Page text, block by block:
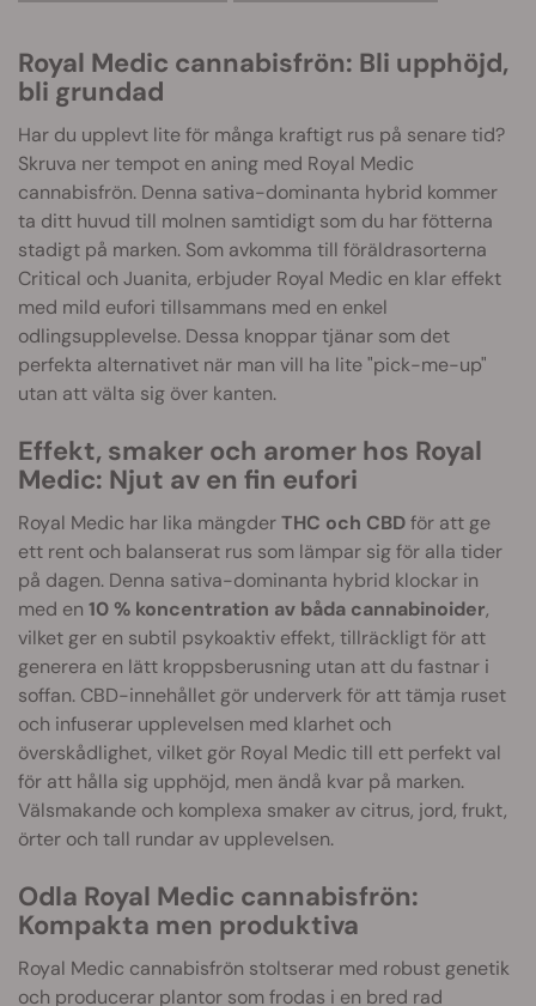
Royal Medic cannabisfrön: Bli upphöjd,
bli grundad
Har du upplevt lite för många kraftigt rus på senare tid?
Skruva ner tempot en aning med Royal Medic
cannabisfrön. Denna sativa-dominanta hybrid kommer
ta ditt huvud till molnen samtidigt som du har fötterna
stadigt på marken. Som avkomma till föräldrasorterna
Critical och Juanita, erbjuder Royal Medic en klar effekt
med mild eufori tillsammans med en enkel
odlingsupplevelse. Dessa knoppar tjänar som det
perfekta alternativet när man vill ha lite "pick-me-up"
utan att välta sig över kanten.
Effekt, smaker och aromer hos Royal
Medic: Njut av en fin eufori
Royal Medic har lika mängderTHC och CBDför att ge
ett rent och balanserat rus som lämpar sig för alla tider
på dagen. Denna sativa-dominanta hybrid klockar in
med en 10 % koncentration av båda cannabinoider,
vilket ger en subtil psykoaktiv effekt, tillräckligt för att
generera en lätt kroppsberusning utan att du fastnar i
soffan. CBD-innehållet gör underverk för att tämja ruset
och infuserar upplevelsen med klarhet och
överskådlighet, vilket gör Royal Medic till ett perfekt val
för att hålla sig upphöjd, men ändå kvar på marken.
Välsmakande och komplexa smaker av citrus, jord, frukt,
örter och tall rundar av upplevelsen.
Odla Royal Medic cannabisfrön:
Kompakta men produktiva
Royal Medic cannabisfrön stoltserar med robust genetik
och producerar plantor som frodas i en bred rad